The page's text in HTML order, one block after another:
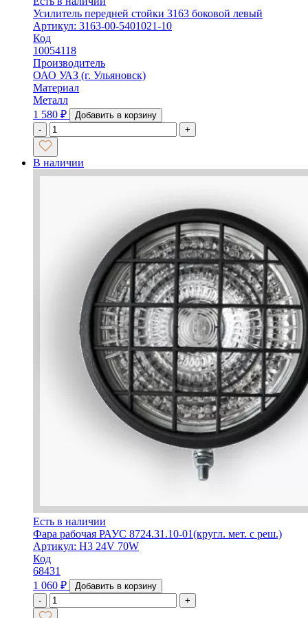
Усилитель передней стойки 3163 боковой левый
Артикул: 3163-00-5401021-10
Код
10054118
Производитель
ОАО УАЗ (г. Ульяновск)
Материал
Металл
1 580 ₽
Добавить в корзину
-
+
В наличии
Есть в наличии
Фара рабочая РАУС 8724.31.10-01(кругл. мет. с реш.)
Артикул: H3 24V 70W
Код
68431
1 060 ₽
Добавить в корзину
-
+